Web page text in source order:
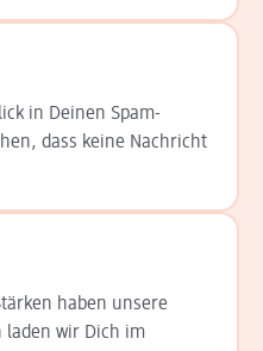
in Deinen Spam-
dass keine Nachricht
haben unsere
laden wir Dich im